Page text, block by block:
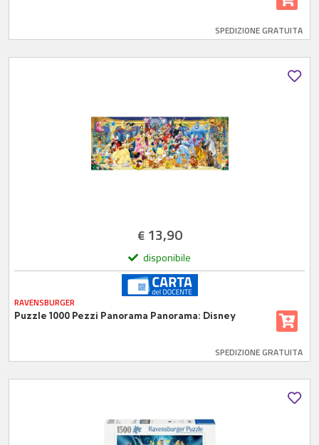
SPEDIZIONE GRATUITA
€13,90
disponibile
RAVENSBURGER
Puzzle 1000 Pezzi Panorama Panorama: Disney
SPEDIZIONE GRATUITA